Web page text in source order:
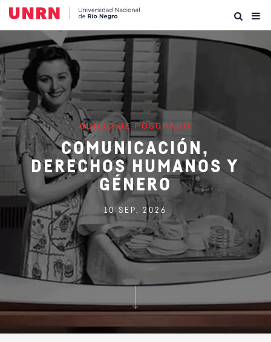
CURSO DE POSGRADO
COMUNICACIÓN,
DERECHOS HUMANOS Y
GÉNERO
10 SEP, 2026